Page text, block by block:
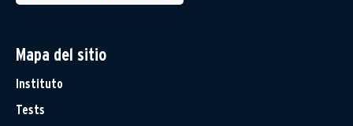
Mapa del sitio
Instituto
Tests